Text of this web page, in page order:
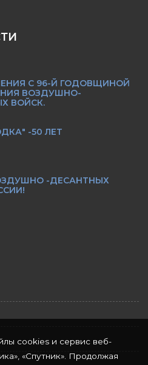
С 96-Й ГОДОВЩИНОЙ
ВОЗДУШНО-
ВОЙСК.
-50 ЛЕТ
-ДЕСАНТНЫХ
cookies и сервис веб-
«Спутник». Продолжая